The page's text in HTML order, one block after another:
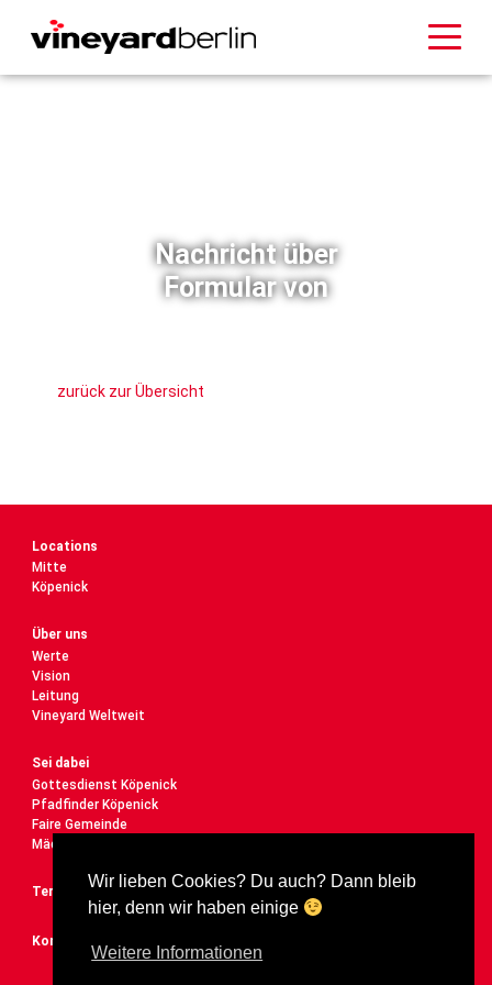
Wir lieben Cookies? Du auch? Dann bleib
hier, denn wir haben einige
Weitere Informationen
Nachricht über
Formular von
zurück zur Übersicht
Locations
Mitte
Köpenick
Über uns
Werte
Vision
Leitung
Vineyard Weltweit
Sei dabei
Gottesdienst Köpenick
Pfadfinder Köpenick
Faire Gemeinde
Mädelstreff
Termine
Kontakt